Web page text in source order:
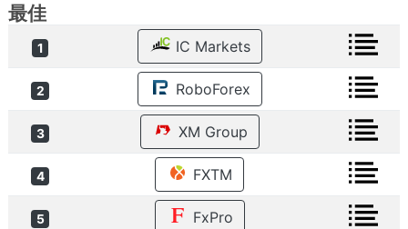
最佳
1 IC Markets
2 RoboForex
3 XM Group
4 FXTM
5 FxPro